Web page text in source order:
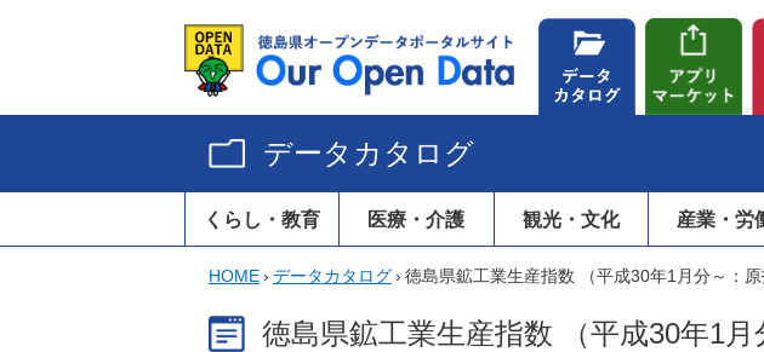
データカタログ
くらし・教育 医療・介護 観光・文化 産業・労
HOME› データカタログ› 徳島県鉱工業生産指数 （平成30年1月分～：原
徳島県鉱工業生産指数 （平成30年1月